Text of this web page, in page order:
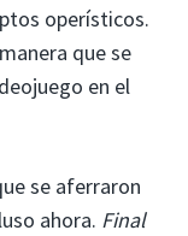
operísticos.
que se
en el
se aferraron
ahora. Final